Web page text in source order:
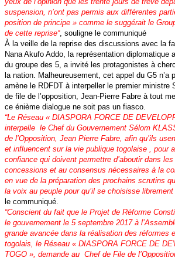
suspension, n’ont pas permis aux différentes
position de principe » comme le suggérait le
de cette reprise“, souligne le communiqué
À la veille de la reprise des discussions avec la
Nana Akufo Addo, la représentation diplomatique
du groupe des 5, a invité les protagonistes à
la nation. Malheureusement, cet appel du G5 n’a
amène le RDFDT à interpeller le premier ministre
de file de l’opposition, Jean-Pierre Fabre à tout
ce énième dialogue ne soit pas un fiasco.
“Le Réseau « DIASPORA FORCE DE
interpelle le Chef du Gouvernement Sélom
de l’Opposition, Jean Pierre Fabre, afin qu’ils
et influencent sur la vie publique togolaise , pour
confiance qui doivent permettre d’aboutir dans
concessions et au consensus nécessaires à la
en vue de la préparation des prochains scrutins
la voix au peuple pour qu’il se choisisse
le communiqué.
“Conscient du fait que le Projet de Réforme
le gouvernement le 5 septembre 2017 à
grande avancée dans la réalisation des réformes
togolais, le Réseau « DIASPORA FORCE DE
TOGO », demande au Chef de File de